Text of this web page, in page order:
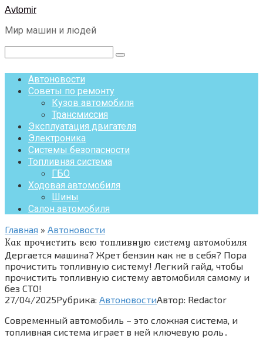
Перейти
контенту
Avtomir
Мир машин и людей
Поиск:
Автоновости
Советы по ремонту
Кузов автомобиля
Трансмиссия
Эксплуатация двигателя
Электроника
Системы безопасности
Топливная система
ГБО
Ходовая автомобиля
Шины
Салон автомобиля
Главная » Автоновости
Как прочистить всю топливную систему автомобиля
Дергается машина? Жрет бензин как не в себя? Пора
прочистить топливную систему! Легкий гайд, чтобы
прочистить топливную систему автомобиля самому и
без СТО!
27/04/2025Рубрика: АвтоновостиАвтор: Redactor
Современный автомобиль – это сложная система, и
топливная система играет в ней ключевую роль․